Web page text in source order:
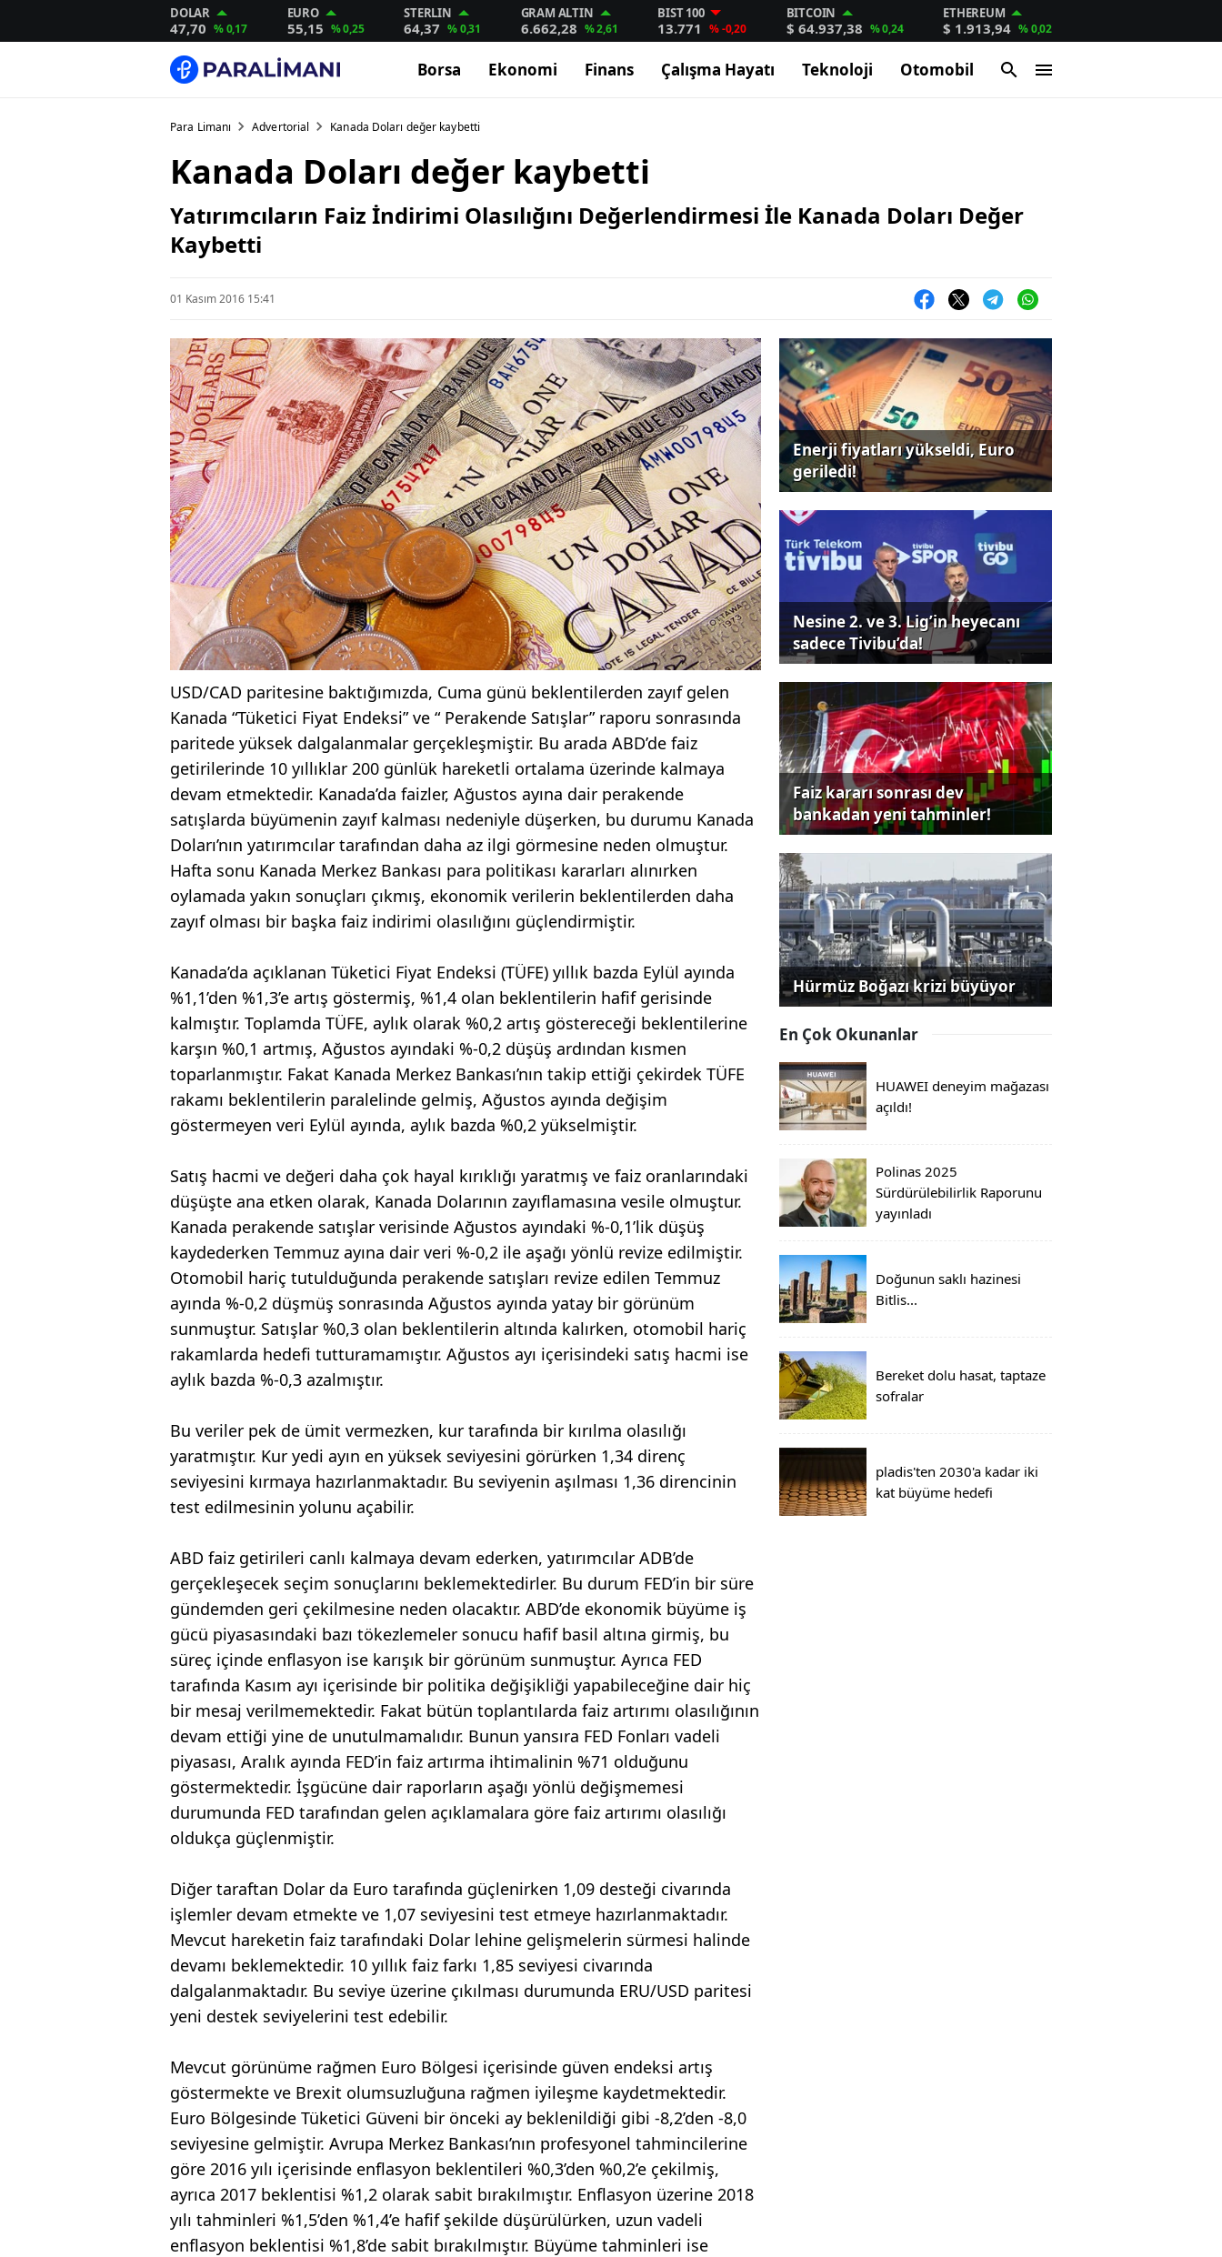
DOLAR
47,70 % 0,17
EURO
55,15 % 0,25
STERLIN
64,37 % 0,31
GRAM ALTIN
6.662,28 % 2,61
BIST 100
13.771 % -0,20
BITCOIN
$ 64.937,38 % 0,24
ETHEREUM
$ 1.913,94 % 0,02
Borsa Ekonomi Finans Çalışma Hayatı Teknoloji Otomobil
Para Limanı Advertorial Kanada Doları değer kaybetti
Kanada Doları değer kaybetti
Yatırımcıların Faiz İndirimi Olasılığını Değerlendirmesi İle Kanada Doları Değer
Kaybetti
01 Kasım 2016 15:41
USD/CAD paritesine baktığımızda, Cuma günü beklentilerden zayıf gelen
Kanada “Tüketici Fiyat Endeksi” ve “ Perakende Satışlar” raporu sonrasında
paritede yüksek dalgalanmalar gerçekleşmiştir. Bu arada ABD’de faiz
getirilerinde 10 yıllıklar 200 günlük hareketli ortalama üzerinde kalmaya
devam etmektedir. Kanada’da faizler, Ağustos ayına dair perakende
satışlarda büyümenin zayıf kalması nedeniyle düşerken, bu durumu Kanada
Doları’nın yatırımcılar tarafından daha az ilgi görmesine neden olmuştur.
Hafta sonu Kanada Merkez Bankası para politikası kararları alınırken
oylamada yakın sonuçları çıkmış, ekonomik verilerin beklentilerden daha
zayıf olması bir başka faiz indirimi olasılığını güçlendirmiştir.
Kanada’da açıklanan Tüketici Fiyat Endeksi (TÜFE) yıllık bazda Eylül ayında
%1,1’den %1,3’e artış göstermiş, %1,4 olan beklentilerin hafif gerisinde
kalmıştır. Toplamda TÜFE, aylık olarak %0,2 artış göstereceği beklentilerine
karşın %0,1 artmış, Ağustos ayındaki %-0,2 düşüş ardından kısmen
toparlanmıştır. Fakat Kanada Merkez Bankası’nın takip ettiği çekirdek TÜFE
rakamı beklentilerin paralelinde gelmiş, Ağustos ayında değişim
göstermeyen veri Eylül ayında, aylık bazda %0,2 yükselmiştir.
Satış hacmi ve değeri daha çok hayal kırıklığı yaratmış ve faiz oranlarındaki
düşüşte ana etken olarak, Kanada Dolarının zayıflamasına vesile olmuştur.
Kanada perakende satışlar verisinde Ağustos ayındaki %-0,1’lik düşüş
kaydederken Temmuz ayına dair veri %-0,2 ile aşağı yönlü revize edilmiştir.
Otomobil hariç tutulduğunda perakende satışları revize edilen Temmuz
ayında %-0,2 düşmüş sonrasında Ağustos ayında yatay bir görünüm
sunmuştur. Satışlar %0,3 olan beklentilerin altında kalırken, otomobil hariç
rakamlarda hedefi tutturamamıştır. Ağustos ayı içerisindeki satış hacmi ise
aylık bazda %-0,3 azalmıştır.
Bu veriler pek de ümit vermezken, kur tarafında bir kırılma olasılığı
yaratmıştır. Kur yedi ayın en yüksek seviyesini görürken 1,34 direnç
seviyesini kırmaya hazırlanmaktadır. Bu seviyenin aşılması 1,36 direncinin
test edilmesinin yolunu açabilir.
ABD faiz getirileri canlı kalmaya devam ederken, yatırımcılar ADB’de
gerçekleşecek seçim sonuçlarını beklemektedirler. Bu durum FED’in bir süre
gündemden geri çekilmesine neden olacaktır. ABD’de ekonomik büyüme iş
gücü piyasasındaki bazı tökezlemeler sonucu hafif basil altına girmiş, bu
süreç içinde enflasyon ise karışık bir görünüm sunmuştur. Ayrıca FED
tarafında Kasım ayı içerisinde bir politika değişikliği yapabileceğine dair hiç
bir mesaj verilmemektedir. Fakat bütün toplantılarda faiz artırımı olasılığının
devam ettiği yine de unutulmamalıdır. Bunun yansıra FED Fonları vadeli
piyasası, Aralık ayında FED’in faiz artırma ihtimalinin %71 olduğunu
göstermektedir. İşgücüne dair raporların aşağı yönlü değişmemesi
durumunda FED tarafından gelen açıklamalara göre faiz artırımı olasılığı
oldukça güçlenmiştir.
Diğer taraftan Dolar da Euro tarafında güçlenirken 1,09 desteği civarında
işlemler devam etmekte ve 1,07 seviyesini test etmeye hazırlanmaktadır.
Mevcut hareketin faiz tarafındaki Dolar lehine gelişmelerin sürmesi halinde
devamı beklemektedir. 10 yıllık faiz farkı 1,85 seviyesi civarında
dalgalanmaktadır. Bu seviye üzerine çıkılması durumunda ERU/USD paritesi
yeni destek seviyelerini test edebilir.
Mevcut görünüme rağmen Euro Bölgesi içerisinde güven endeksi artış
göstermekte ve Brexit olumsuzluğuna rağmen iyileşme kaydetmektedir.
Euro Bölgesinde Tüketici Güveni bir önceki ay beklenildiği gibi -8,2’den -8,0
seviyesine gelmiştir. Avrupa Merkez Bankası’nın profesyonel tahmincilerine
göre 2016 yılı içerisinde enflasyon beklentileri %0,3’den %0,2’e çekilmiş,
ayrıca 2017 beklentisi %1,2 olarak sabit bırakılmıştır. Enflasyon üzerine 2018
yılı tahminleri %1,5’den %1,4’e hafif şekilde düşürülürken, uzun vadeli
enflasyon beklentisi %1,8’de sabit bırakılmıştır. Büyüme tahminleri ise
Enerji fiyatları yükseldi, Euro
geriledi!
Nesine 2. ve 3. Lig’in heyecanı
sadece Tivibu’da!
Faiz kararı sonrası dev
bankadan yeni tahminler!
Hürmüz Boğazı krizi büyüyor
En Çok Okunanlar
HUAWEI deneyim mağazası
açıldı!
Polinas 2025
Sürdürülebilirlik Raporunu
yayınladı
Doğunun saklı hazinesi
Bitlis...
Bereket dolu hasat, taptaze
sofralar
pladis'ten 2030'a kadar iki
kat büyüme hedefi